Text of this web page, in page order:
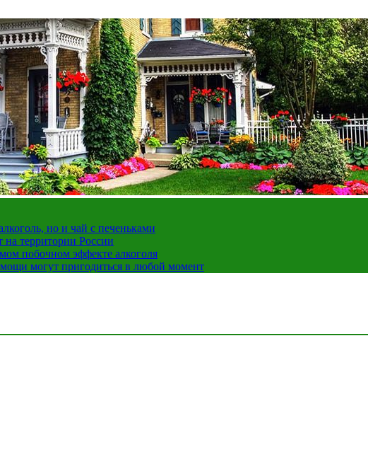
но и чай с печеньками
на территории России
побочном эффекте алкоголя
могут пригодиться в любой момент